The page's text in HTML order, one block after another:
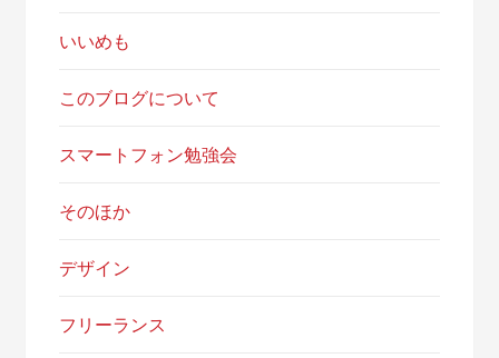
いいめも
このブログについて
スマートフォン勉強会
そのほか
デザイン
フリーランス